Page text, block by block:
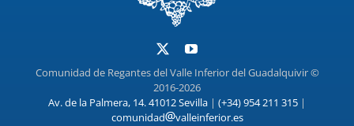
Comunidad de Regantes del Valle Inferior del Guadalquivir ©
2016-2026
Av. de la Palmera, 14. 41012 Sevilla | (+34) 954 211 315 |
comunidad
valleinferior.es